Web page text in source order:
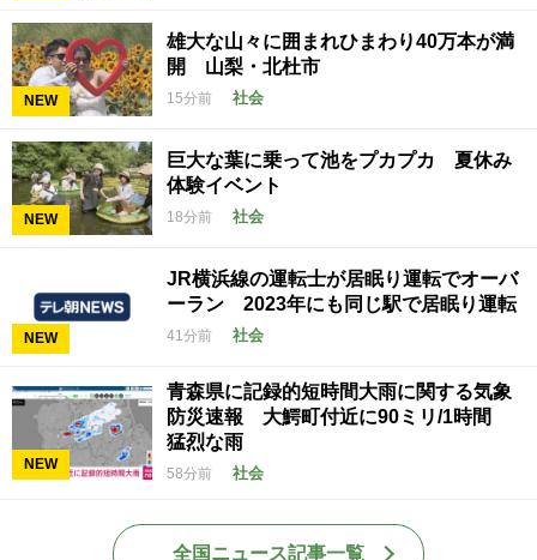
NEW
雄大な山々に囲まれひまわり40万本が満
開 山梨・北杜市
15分前 社会
NEW
巨大な葉に乗って池をプカプカ 夏休み
体験イベント
18分前 社会
NEW
JR横浜線の運転士が居眠り運転でオーバ
ーラン 2023年にも同じ駅で居眠り運転
41分前 社会
NEW
青森県に記録的短時間大雨に関する気象
防災速報 大鰐町付近に90ミリ/1時間
猛烈な雨
58分前 社会
全国ニュース記事一覧